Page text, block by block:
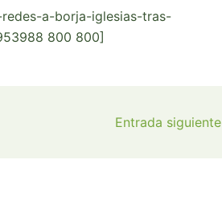
a-borja-iglesias-tras-
800 800]
Entrada siguiente